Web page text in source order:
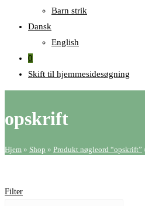
Barn strik
Dansk
English
0
Skift til hjemmesidesøgning
opskrift
Hjem » Shop » Produkt nøgleord “opskrift”
Filter